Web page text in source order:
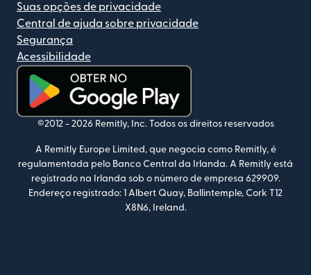
Suas opções de privacidade
Central de ajuda sobre privacidade
Segurança
Acessibilidade
(abre em uma nova janela)
©2012 - 2026 Remitly, Inc. Todos os direitos reservados
A Remitly Europe Limited, que negocia como Remitly, é
regulamentada pelo Banco Central da Irlanda. A Remitly está
registrado na Irlanda sob o número de empresa 629909.
Endereço registrado: 1 Albert Quay, Ballintemple, Cork T12
X8N6, Ireland.